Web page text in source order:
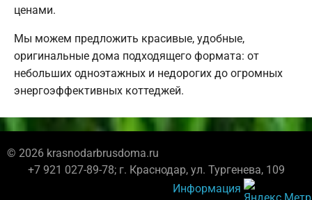
ценами.
Мы можем предложить красивые, удобные,
оригинальные дома подходящего формата: от
небольших одноэтажных и недорогих до огромных
энергоэффективных коттеджей.
© 2026 krasnodarbrusdoma.ru
+7 921 027-89-78; г. Краснодар, ул. Тургенева, 109
Информация